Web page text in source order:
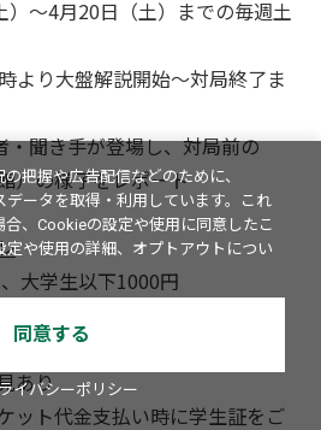
～4月20日（土）までの毎週土
より大盤解説開始～対局終了ま
聞き手が登場し、対局前の
）の様子をレポート
大学生以下1000円
ります
あり
ト代金支払い時に学生証をご
把握や広告配信などのために、
ータを取得・利用しています。これ
、Cookieの設定や使用に同意したこ
定や使用の詳細、オプトアウトについ
同意する
イバシーポリシー